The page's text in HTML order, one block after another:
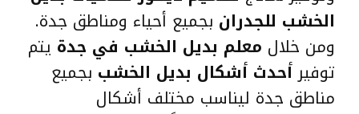
الخشب للجدران بجميع أحياء ومناطق جدة.
ومن خلال معلم بديل الخشب في جدة يتم
توفير أحدث أشكال بديل الخشب بجميع
مناطق جدة ليناسب مختلف أشكال